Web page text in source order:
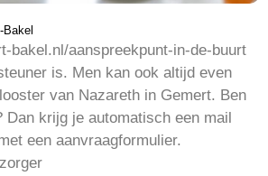
bakel.nl/aanspreekpunt-in-de-buurt
is. Men kan ook altijd even
van Nazareth in Gemert. Ben
Dan krijg je automatisch een mail
een aanvraagformulier.